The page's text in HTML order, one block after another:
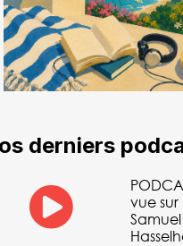
derniers
vue sur
Samuel